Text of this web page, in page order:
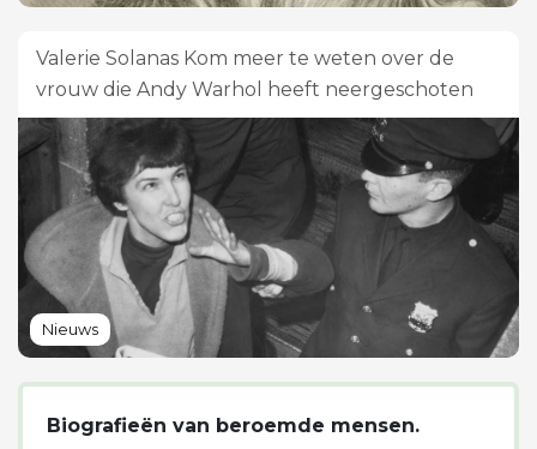
Valerie Solanas Kom meer te weten over de
vrouw die Andy Warhol heeft neergeschoten
Nieuws
Biografieën van beroemde mensen.